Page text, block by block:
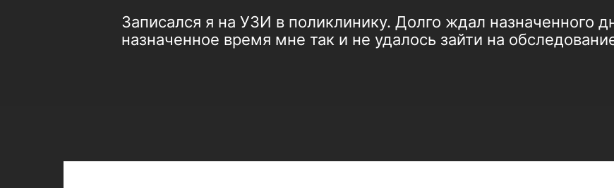
Записался я на УЗИ в поликлинику. Долго ждал назначенного
назначенное время мне так и не удалось зайти на